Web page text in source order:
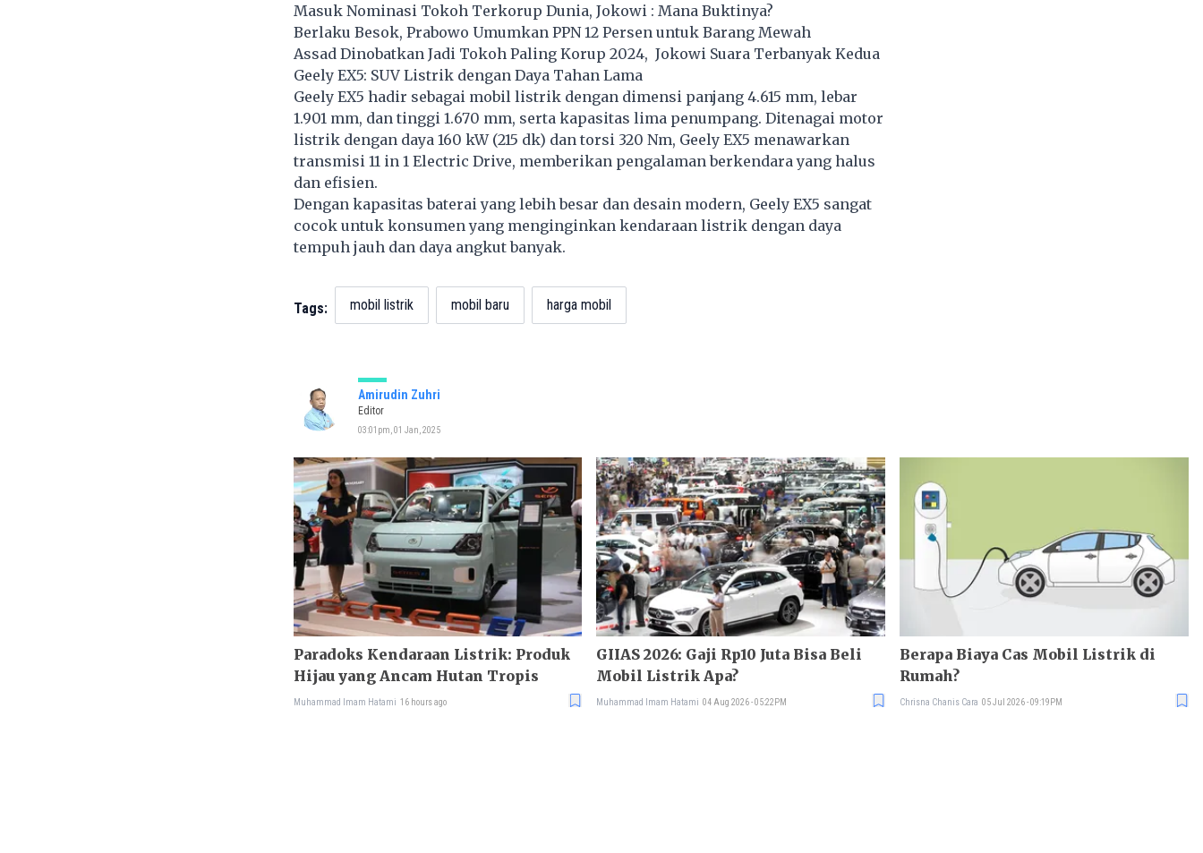
Masuk Nominasi Tokoh Terkorup Dunia, Jokowi : Mana Buktinya?
Berlaku Besok, Prabowo Umumkan PPN 12 Persen untuk Barang Mewah
Assad Dinobatkan Jadi Tokoh Paling Korup 2024, Jokowi Suara Terbanyak Kedua
Geely EX5: SUV Listrik dengan Daya Tahan Lama
Geely EX5 hadir sebagai mobil listrik dengan dimensi panjang 4.615 mm, lebar
1.901 mm, dan tinggi 1.670 mm, serta kapasitas lima penumpang. Ditenagai motor
listrik dengan daya 160 kW (215 dk) dan torsi 320 Nm, Geely EX5 menawarkan
transmisi 11 in 1 Electric Drive, memberikan pengalaman berkendara yang halus
dan efisien.
Dengan kapasitas baterai yang lebih besar dan desain modern, Geely EX5 sangat
cocok untuk konsumen yang menginginkan kendaraan listrik dengan daya
tempuh jauh dan daya angkut banyak.
Tags: mobil listrik mobil baru harga mobil
Amirudin Zuhri
Editor
03:01pm, 01 Jan, 2025
Paradoks Kendaraan Listrik: Produk
Hijau yang Ancam Hutan Tropis
Muhammad Imam Hatami 16 hours ago
GIIAS 2026: Gaji Rp10 Juta Bisa Beli
Mobil Listrik Apa?
Muhammad Imam Hatami 04 Aug 2026 - 05:22PM
Berapa Biaya Cas Mobil Listrik di
Rumah?
Chrisna Chanis Cara 05 Jul 2026 - 09:19PM